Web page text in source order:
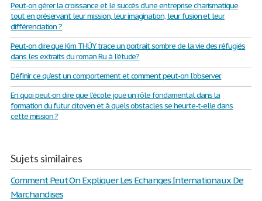
Peut-on gérer la croissance et le succès d’une entreprise charismatique
tout en préservant leur mission, leur imagination, leur fusion et leur
différenciation ?
Peut-on dire que Kim THÚY trace un portrait sombre de la vie des réfugiés
dans les extraits du roman Ru à l’étude?
Définir ce qu’est un comportement et comment peut-on l’observer.
En quoi peut-on dire que l’école joue un rôle fondamental dans la
formation du futur citoyen et à quels obstacles se heurte-t-elle dans
cette mission ?
Sujets similaires
Comment Peut On Expliquer Les Echanges Internationaux De
Marchandises